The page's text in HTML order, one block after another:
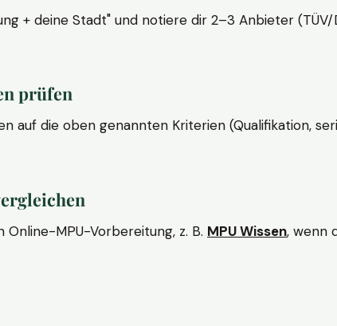
+ deine Stadt" und notiere dir 2–3 Anbieter (TÜV/
prüfen
auf die oben genannten Kriterien (Qualifikation,
MPU-Vorbereitung, z. B. MPU Wissen, wenn